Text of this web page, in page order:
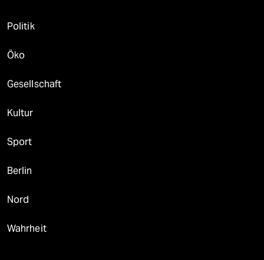
Politik
Öko
Gesellschaft
Kultur
Sport
Berlin
Nord
Wahrheit